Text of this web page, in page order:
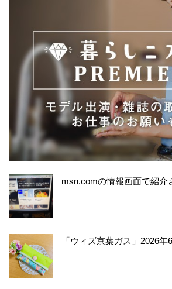
msn.comの情報画面で紹介
「ウィズ京葉ガス」2026